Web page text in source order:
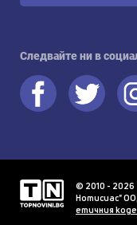
Следвайте ни в
© 2010 - 2026
Нотисиас"
етичния